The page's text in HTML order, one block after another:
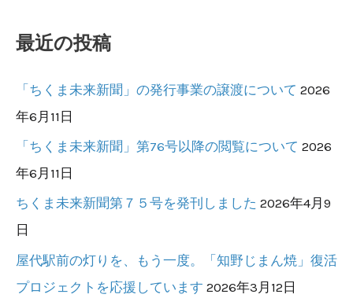
最近の投稿
「ちくま未来新聞」の発行事業の譲渡について 2026
年6月11日
「ちくま未来新聞」第76号以降の閲覧について 2026
年6月11日
ちくま未来新聞第７５号を発刊しました 2026年4月9
日
屋代駅前の灯りを、もう一度。「知野じまん焼」復活
プロジェクトを応援しています 2026年3月12日
議